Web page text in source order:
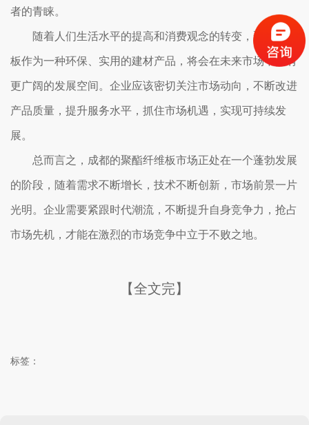
者的青睐。
随着人们生活水平的提高和消费观念的转变，聚酯纤维
板作为一种环保、实用的建材产品，将会在未来市场中拥有
更广阔的发展空间。企业应该密切关注市场动向，不断改进
产品质量，提升服务水平，抓住市场机遇，实现可持续发
展。
总而言之，成都的聚酯纤维板市场正处在一个蓬勃发展
的阶段，随着需求不断增长，技术不断创新，市场前景一片
光明。企业需要紧跟时代潮流，不断提升自身竞争力，抢占
市场先机，才能在激烈的市场竞争中立于不败之地。
【全文完】
标签：